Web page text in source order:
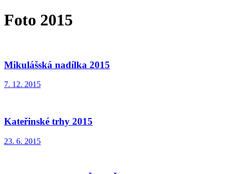
Foto 2015
Mikulášská nadílka 2015
7. 12. 2015
Kateřinské trhy 2015
23. 6. 2015